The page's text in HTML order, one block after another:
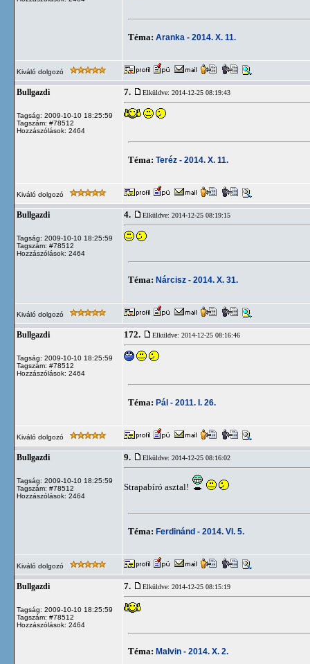
Téma: Aranka - 2014. X. 11.
Kiváló dolgozó
Bullgazdi
Tagság: 2009-10-10 18:25:59
Tagszám: #78512
Hozzászólások: 2464
7. Elküldve: 2014-12-25 08:19:43
Téma: Teréz - 2014. X. 11.
Kiváló dolgozó
Bullgazdi
Tagság: 2009-10-10 18:25:59
Tagszám: #78512
Hozzászólások: 2464
4. Elküldve: 2014-12-25 08:19:15
Téma: Nárcisz - 2014. X. 31.
Kiváló dolgozó
Bullgazdi
Tagság: 2009-10-10 18:25:59
Tagszám: #78512
Hozzászólások: 2464
172. Elküldve: 2014-12-25 08:16:46
Téma: Pál - 2011. I. 26.
Kiváló dolgozó
Bullgazdi
Tagság: 2009-10-10 18:25:59
Tagszám: #78512
Hozzászólások: 2464
9. Elküldve: 2014-12-25 08:16:02
Strapabíró asztal!
Téma: Ferdinánd - 2014. VI. 5.
Kiváló dolgozó
Bullgazdi
Tagság: 2009-10-10 18:25:59
Tagszám: #78512
Hozzászólások: 2464
7. Elküldve: 2014-12-25 08:15:19
Téma: Malvin - 2014. X. 2.